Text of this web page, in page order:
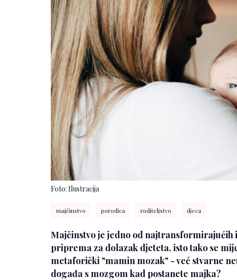
Foto: Ilustracija
majčinstvo porodica roditeljstvo djeca
Majčinstvo je jedno od najtransformirajućih
priprema za dolazak djeteta, isto tako se
metaforički "mamin mozak" - već stvarne
događa s mozgom kad postanete majka?